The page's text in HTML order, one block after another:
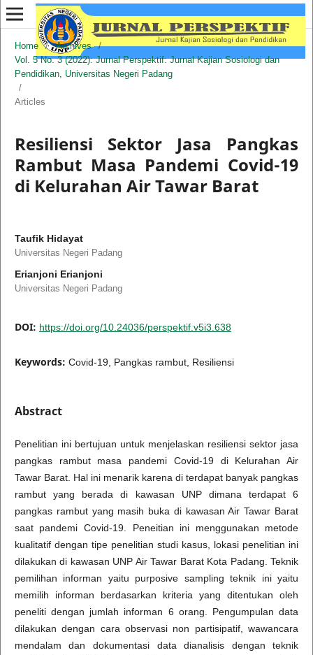
Home / Archives
/
Vol. 5 No. 3 (2022): Jurnal Perspektif: Jurnal Kajian Sosiologi dan
Pendidikan, Universitas Negeri Padang
/
Articles
Resiliensi Sektor Jasa Pangkas
Rambut Masa Pandemi Covid-19
di Kelurahan Air Tawar Barat
Taufik Hidayat
Universitas Negeri Padang
Erianjoni Erianjoni
Universitas Negeri Padang
DOI: https://doi.org/10.24036/perspektif.v5i3.638
Keywords: Covid-19, Pangkas rambut, Resiliensi
Abstract
Penelitian ini bertujuan untuk menjelaskan resiliensi sektor jasa
pangkas rambut masa pandemi Covid-19 di Kelurahan Air
Tawar Barat. Hal ini menarik karena di terdapat banyak pangkas
rambut yang berada di kawasan UNP dimana terdapat 6
pangkas rambut yang masih buka di kawasan Air Tawar Barat
saat pandemi Covid-19. Peneitian ini menggunakan metode
kualitatif dengan tipe penelitian studi kasus, lokasi penelitian ini
dilakukan di kawasan UNP Air Tawar Barat Kota Padang. Teknik
pemilihan informan yaitu purposive sampling teknik ini yaitu
memilih informan berdasarkan kriteria yang ditentukan oleh
peneliti dengan jumlah informan 6 orang. Pengumpulan data
dilakukan dengan cara observasi non partisipatif, wawancara
mendalam dan dokumentasi data dianalisis dengan teknik